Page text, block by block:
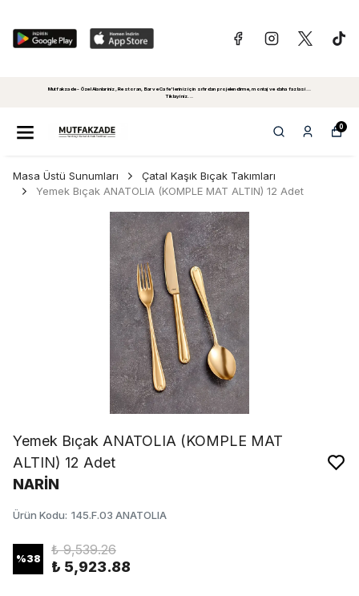
Mutfakzade - Özel Alanlariniz, Restoran, Bar ve Cafe'leriniz için sıfırdan projelendirme, montaj ve daha fazlasi...
Tiklayiniz...
0
Masa Üstü Sunumları
Çatal Kaşık Bıçak Takımları
Yemek Bıçak ANATOLIA (KOMPLE MAT ALTIN) 12 Adet
Yemek Bıçak ANATOLIA (KOMPLE MAT
ALTIN) 12 Adet
NARİN
Ürün Kodu: 145.F.03 ANATOLIA
%38
₺ 9,539.26
₺ 5,923.88